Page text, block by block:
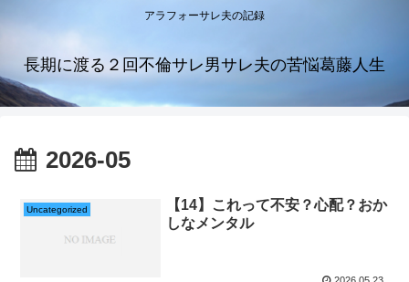
アラフォーサレ夫の記録
長期に渡る２回不倫サレ男サレ夫の苦悩葛藤人生
2026-05
Uncategorized
【14】これって不安？心配？おか
しなメンタル